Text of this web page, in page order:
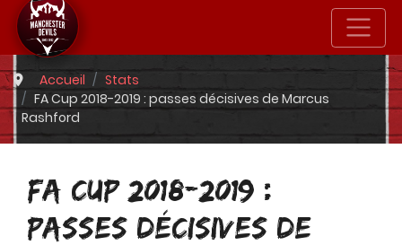
Accueil
Stats
FA Cup 2018-2019 : passes décisives de Marcus
Rashford
FA CUP 2018-2019 :
PASSES DÉCISIVES DE